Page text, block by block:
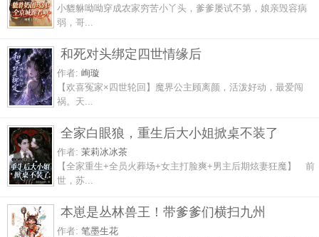
小貔貅呦呦穿成农家穷苦小丫头，爹爹屡试不第，娘亲毁容病
弱，哥...
和死对头绑定四世情缘后
作者: 峋璇
【欢喜冤家×四世轮回】魔界公主顾离颜，活泼好动，最爱闯
祸。天...
全家白眼狼，重生后大小姐掀桌不装了
作者: 茉莉冰冰茶
【全家重生+全员火葬场+女主打脸爽+男主后期炫妻狂魔】 前
世，苏...
本崽是丛林兽王！带爹爹们横扫九州
作者: 笔墨生花